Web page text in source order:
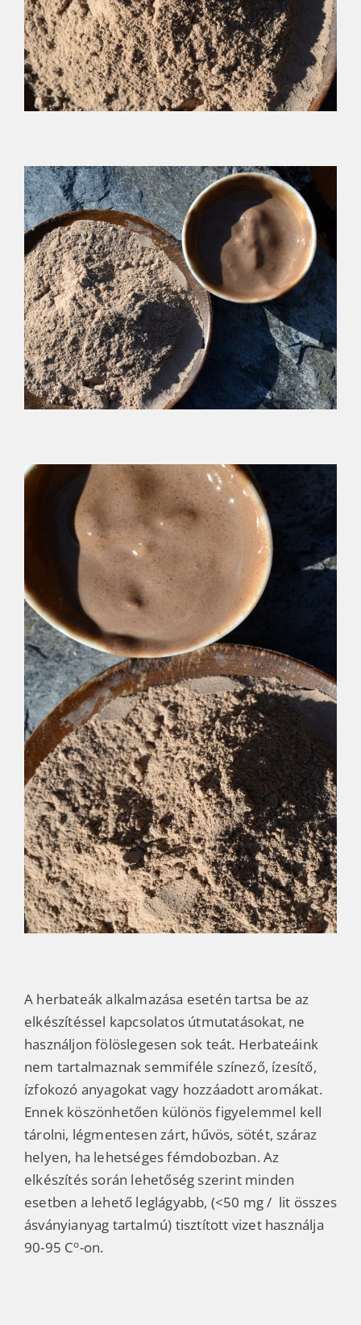
A herbateák alkalmazása esetén tartsa be az
elkészítéssel kapcsolatos útmutatásokat, ne
használjon fölöslegesen sok teát. Herbateáink
nem tartalmaznak semmiféle színező, ízesítő,
ízfokozó anyagokat vagy hozzáadott aromákat.
Ennek köszönhetően különös figyelemmel kell
tárolni, légmentesen zárt, hűvös, sötét, száraz
helyen, ha lehetséges fémdobozban. Az
elkészítés során lehetőség szerint minden
esetben a lehető leglágyabb, (<50 mg / lit összes
ásványianyag tartalmú) tisztított vizet használja
90-95 Co-on.